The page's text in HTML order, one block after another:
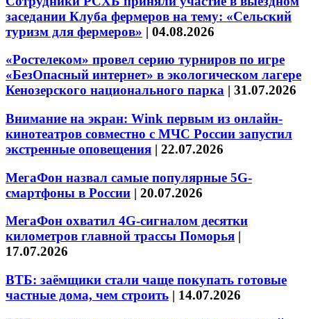
заседании Клуба фермеров на тему: «Сельский
туризм для фермеров» | 04.08.2026
«Ростелеком» провел серию турниров по игре
«БезОпасный интернет» в экологическом лагере
Кенозерского национального парка | 31.07.2026
Внимание на экран: Wink первым из онлайн-
кинотеатров совместно с МЧС России запустил
экстренные оповещения | 22.07.2026
МегаФон назвал самые популярные 5G-
смартфоны в России | 20.07.2026
МегаФон охватил 4G-сигналом десятки
километров главной трассы Поморья |
17.07.2026
ВТБ: заёмщики стали чаще покупать готовые
частные дома, чем строить | 14.07.2026